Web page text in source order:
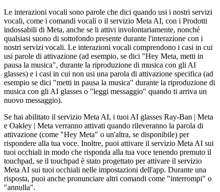
Le interazioni vocali sono parole che dici quando usi i nostri servizi
vocali, come i comandi vocali o il servizio Meta AI, con i Prodotti
indossabili di Meta, anche se li attivi involontariamente, nonché
qualsiasi suono di sottofondo presente durante l'interazione con i
nostri servizi vocali. Le interazioni vocali comprendono i casi in cui
usi parole di attivazione (ad esempio, se dici "Hey Meta, metti in
pausa la musica", durante la riproduzione di musica con gli AI
glasses) e i casi in cui non usi una parola di attivazione specifica (ad
esempio se dici "metti in pausa la musica" durante la riproduzione di
musica con gli AI glasses o "leggi messaggio" quando ti arriva un
nuovo messaggio).
Se hai abilitato il servizio Meta AI, i tuoi AI glasses Ray-Ban | Meta
e Oakley | Meta verranno attivati quando rileveranno la parola di
attivazione (come "Hey Meta" o un'altra, se disponibile) per
rispondere alla tua voce. Inoltre, puoi attivare il servizio Meta AI sui
tuoi occhiali in modo che risponda alla tua voce tenendo premuto il
touchpad, se il touchpad è stato progettato per attivare il servizio
Meta AI sui tuoi occhiali nelle impostazioni dell'app. Durante una
risposta, puoi anche pronunciare altri comandi come "interrompi" o
"annulla".